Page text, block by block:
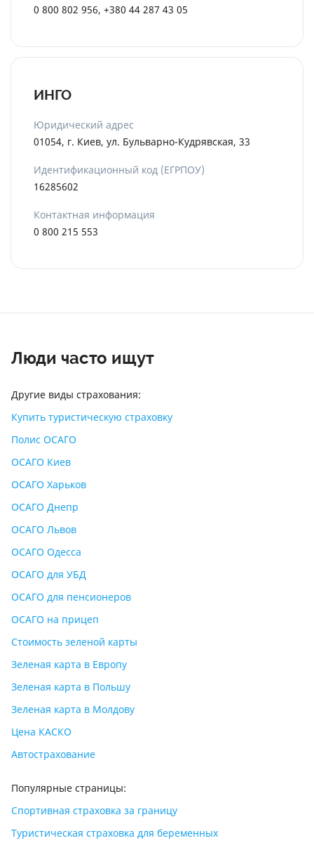
0 800 802 956, +380 44 287 43 05
ИНГО
Юридический адрес
01054, г. Киев, ул. Бульварно-Кудрявская, 33
Идентификационный код (ЕГРПОУ)
16285602
Контактная информация
0 800 215 553
Люди часто ищут
Другие виды страхования:
Купить туристическую страховку
Полис ОСАГО
ОСАГО Киев
ОСАГО Харьков
ОСАГО Днепр
ОСАГО Львов
ОСАГО Одесса
ОСАГО для УБД
ОСАГО для пенсионеров
ОСАГО на прицеп
Стоимость зеленой карты
Зеленая карта в Европу
Зеленая карта в Польшу
Зеленая карта в Молдову
Цена КАСКО
Автострахование
Популярные страницы:
Спортивная страховка за границу
Туристическая страховка для беременных